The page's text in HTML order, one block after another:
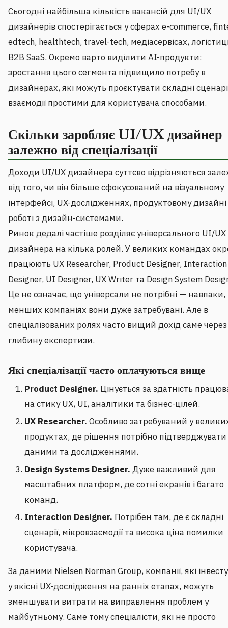
Сьогодні найбільша кількість вакансій для UI/UX
дизайнерів спостерігається у сферах e-commerce,
edtech, healthtech, travel-tech, медіасервісах,
B2B SaaS. Окремо варто виділити AI-продукти:
зростання цього сегмента підвищило потребу в
дизайнерах, які можуть проєктувати складні
взаємодії простими для користувача способами.
Скільки заробляє UI/UX дизайнер
залежно від спеціалізації
Доходи UI/UX дизайнера суттєво відрізняються
від того, чи він більше сфокусований на візуальному
інтерфейсі, UX-дослідженнях, продуктовому
роботі з дизайн-системами.
Ринок дедалі частіше розділяє універсального UI/UX
дизайнера на кілька ролей. У великих командах
працюють UX Researcher, Product Designer, Interaction
Designer, UI Designer, UX Writer та Design System
Це не означає, що універсали не потрібні — навпаки,
менших компаніях вони дуже затребувані. Але в
спеціалізованих ролях часто вищий дохід саме через
глибину експертизи.
Які спеціалізації часто оплачуються вище
Product Designer. Цінується за здатність
на стику UX, UI, аналітики та бізнес-цілей.
UX Researcher. Особливо затребуваний у
продуктах, де рішення потрібно підтверджувати
даними та дослідженнями.
Design Systems Designer. Дуже важливий для
масштабних платформ, де сотні екранів і багато
команд.
Interaction Designer. Потрібен там, де є складні
сценарії, мікровзаємодії та висока ціна помилки
користувача.
За даними Nielsen Norman Group, компанії, які
у якісні UX-дослідження на ранніх етапах, можуть
зменшувати витрати на виправлення проблем у
майбутньому. Саме тому спеціалісти, які не просто